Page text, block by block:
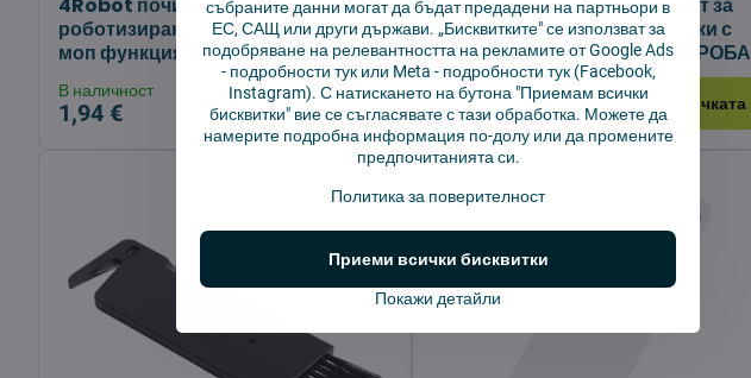
4Robot почистващ продукт за
роботизирани прахосмукачки с
моп функция 20 ml – ПРОБА
В наличност
1,94 € Добави в количката
4Robot почистващ препарат за
роботизирани прахосмукачки с
моп Pure Essence 20 ml – ПРОБА
В наличност
1,94 € Добави в количката
събраните данни могат да бъдат предадени на партньори в
ЕС, САЩ или други държави. „Бисквитките" се използват за
подобряване на релевантността на рекламите от Google Ads
- подробности тукили Meta - подробности тук(Facebook,
Instagram). С натискането на бутона "Приемам всички
бисквитки" вие се съгласявате с тази обработка. Можете да
намерите подробна информация по-долу или да промените
предпочитанията си.
Политика за поверителност
Покажи детайли
Приеми всички бисквитки